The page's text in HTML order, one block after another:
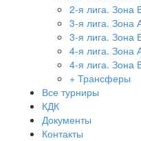
2-я лига. Зона
3-я лига. Зона
3-я лига. Зона
4-я лига. Зона
4-я лига. Зона
+ Трансферы
Все турниры
КДК
Документы
Контакты